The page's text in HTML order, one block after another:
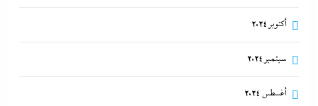
أكتوبر 2024
سبتمبر 2024
أغسطس 2024